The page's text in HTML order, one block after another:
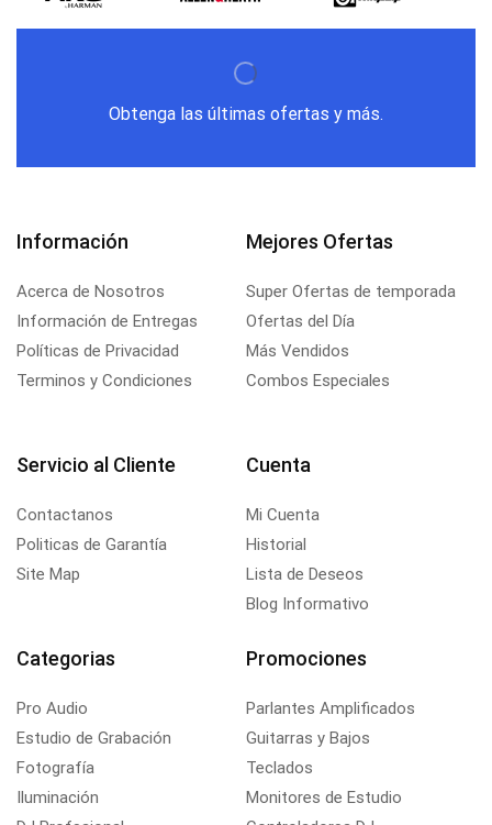
Obtenga las últimas ofertas y más.
Información
Acerca de Nosotros
Información de Entregas
Políticas de Privacidad
Terminos y Condiciones
Mejores Ofertas
Super Ofertas de temporada
Ofertas del Día
Más Vendidos
Combos Especiales
Servicio al Cliente
Contactanos
Politicas de Garantía
Site Map
Cuenta
Mi Cuenta
Historial
Lista de Deseos
Blog Informativo
Categorias
Pro Audio
Estudio de Grabación
Fotografía
Iluminación
Promociones
Parlantes Amplificados
Guitarras y Bajos
Teclados
Monitores de Estudio